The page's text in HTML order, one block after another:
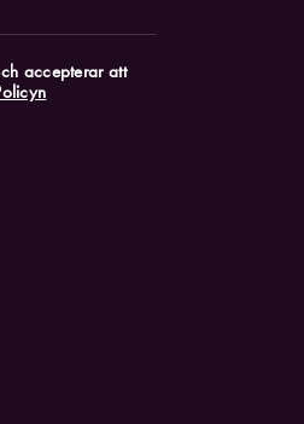
accepterar att